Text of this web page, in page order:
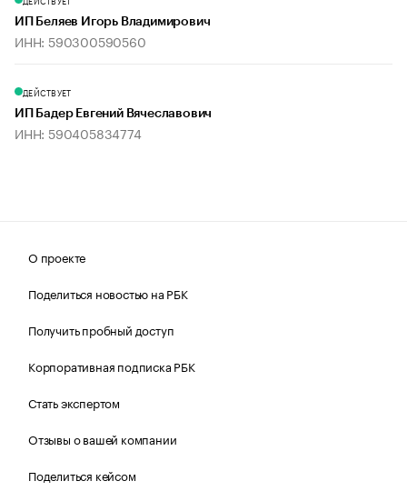
ИП Беляев Игорь Владимирович
ИНН: 590300590560
ДЕЙСТВУЕТ
ИП Бадер Евгений Вячеславович
ИНН: 590405834774
О проекте
Поделиться новостью на РБК
Получить пробный доступ
Корпоративная подписка РБК
Стать экспертом
Отзывы о вашей компании
Поделиться кейсом